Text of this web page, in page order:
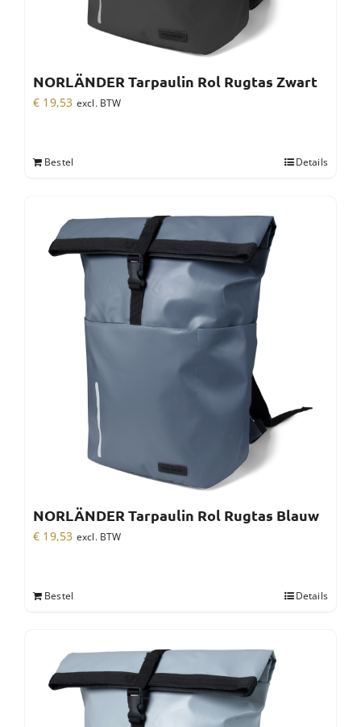
NORLÄNDER Tarpaulin Rol Rugtas Zwart
€ 19,53 excl. BTW
Bestel Details
NORLÄNDER Tarpaulin Rol Rugtas Blauw
€ 19,53 excl. BTW
Bestel Details